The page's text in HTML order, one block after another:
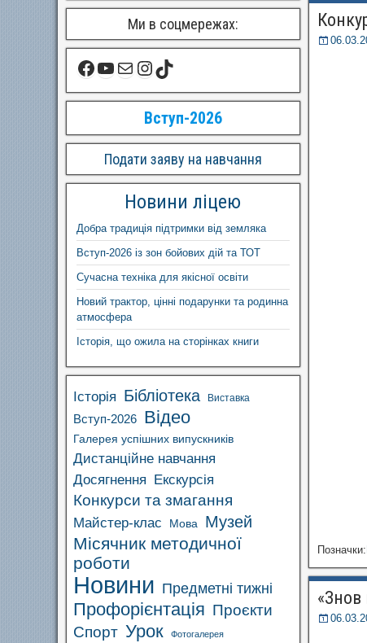
Позначки:
«Знов
Ми в соцмережах:
Вступ-2026
Подати заяву на навчання
Новини ліцею
Добра традиція підтримки від земляка
Вступ-2026 із зон бойових дій та ТОТ
Сучасна техніка для якісної освіти
Новий трактор, цінні подарунки та родинна
атмосфера
Історія, що ожила на сторінках книги
Історія Бібліотека Виставка
Вступ-2026 Відео
Галерея успішних випускників
Дистанційне навчання
Досягнення Екскурсія
Конкурси та змагання
Майстер-клас Мова Музей
Місячник методичної
роботи
Новини Предметні тижні
Профорієнтація Проєкти
Спорт Урок Фотогалерея